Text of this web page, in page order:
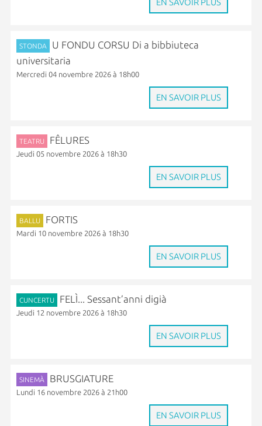
EN SAVOIR PLUS
STONDA
U FONDU CORSU Di a bibbiuteca
universitaria
Mercredi 04 novembre 2026 à 18h00
EN SAVOIR PLUS
TEATRU FÊLURES
Jeudi 05 novembre 2026 à 18h30
EN SAVOIR PLUS
BALLU FORTIS
Mardi 10 novembre 2026 à 18h30
EN SAVOIR PLUS
CUNCERTU FELÌ... Sessant’anni digià
Jeudi 12 novembre 2026 à 18h30
EN SAVOIR PLUS
SINEMÀ BRUSGIATURE
Lundi 16 novembre 2026 à 21h00
EN SAVOIR PLUS